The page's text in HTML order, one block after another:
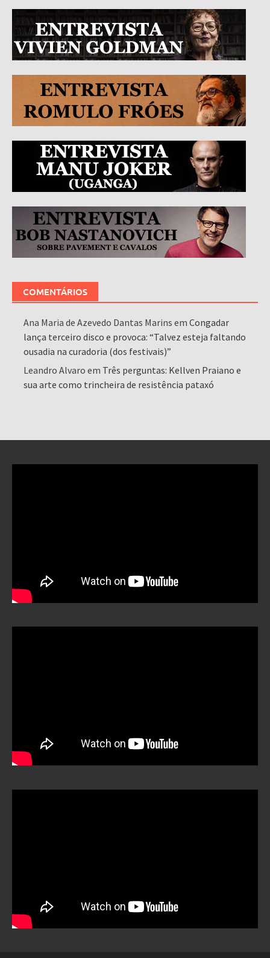
COMENTÁRIOS
Ana Maria de Azevedo Dantas Marins emCongadar
lança terceiro disco e provoca: “Talvez esteja faltando
ousadia na curadoria (dos festivais)”
Leandro Alvaro em Três perguntas: Kellven Praiano e
sua arte como trincheira de resistência pataxó